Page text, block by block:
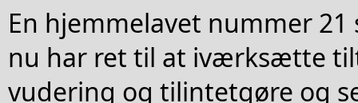
En hjemmelavet nummer
nu har ret til at iværksætte
vudering og tilintetgøre og